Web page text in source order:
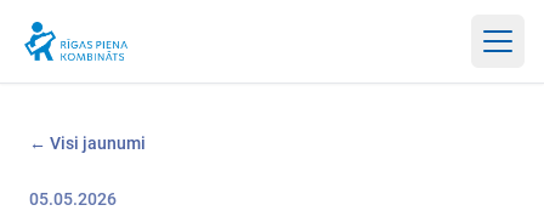
← Visi jaunumi
05.05.2026